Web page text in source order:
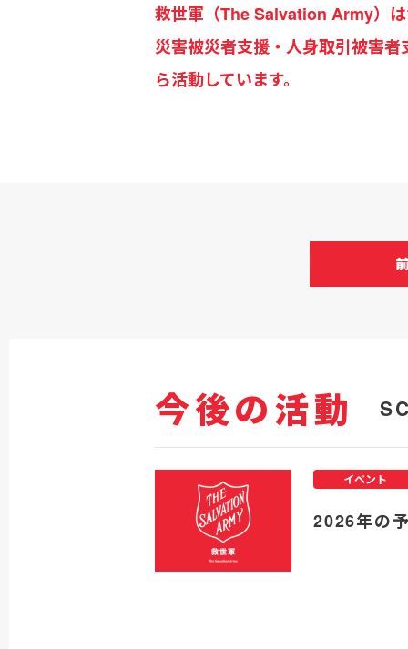
救世軍（The Salvation Army）
災害被災者支援・人身取引被害
ら活動しています。
今後の活動
2026年の
イベント